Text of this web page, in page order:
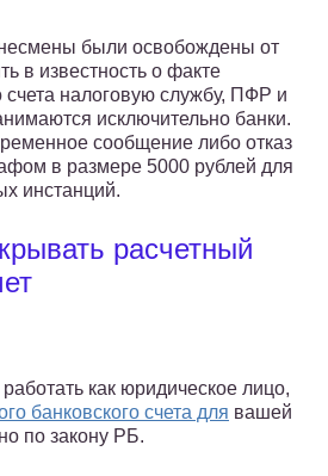
были освобождены от
в известность о факте
счета налоговую службу, ПФР и
исключительно банки.
сообщение либо отказ
в размере 5000 рублей для
инстанций.
расчетный
как юридическое лицо,
банковского счета для вашей
по закону РБ.